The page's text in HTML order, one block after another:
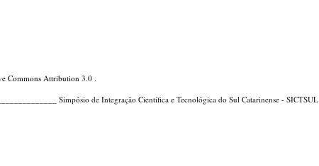
Commons Attribution 3.0.
Simpósio de Integração Científica e Tecnológica do Sul Catarinense - SICTSUL